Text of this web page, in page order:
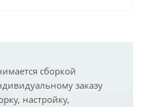
сборкой
заказу
настройку,